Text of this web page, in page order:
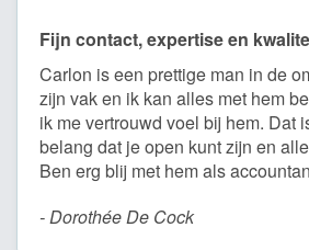
Fijn contact, expertise en
Carlon is een prettige man in de
zijn vak en ik kan alles met hem
ik me vertrouwd voel bij hem. Dat
belang dat je open kunt zijn en
Ben erg blij met hem als
- Dorothée De Cock